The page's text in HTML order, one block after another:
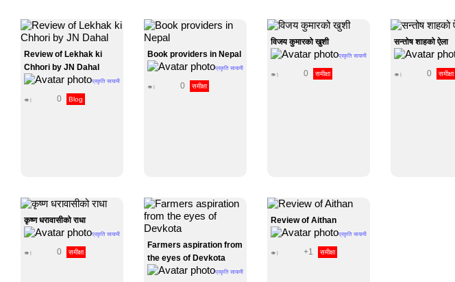
Review of Lekhak ki
Chhori by JN Dahal
प्रकृति सायामी
👁 | 0 Blog
Book providers in Nepal
प्रकृति सायामी
👁 | 0 समीक्षा
विजय कुमारको खुशी
प्रकृति सायामी
👁 | 0 समीक्षा
सन्तोष शाहको ऐला
👁 | 0 समीक्षा
कृष्ण धरावासीको राधा
प्रकृति सायामी
👁 | 0 समीक्षा
Farmers aspiration from
the eyes of Devkota
प्रकृति सायामी
Review of Aithan
प्रकृति सायामी
👁 | +1 समीक्षा